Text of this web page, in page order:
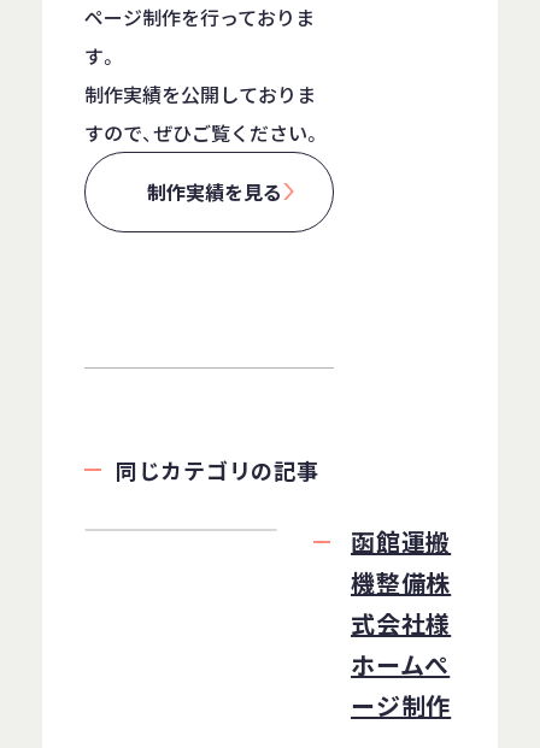
ページ制作を行っておりま
す。
制作実績を公開しておりま
すので、ぜひご覧ください。
制作実績を見る
同じカテゴリの記事
函館運搬
機整備株
式会社様
ホームぺ
ージ制作